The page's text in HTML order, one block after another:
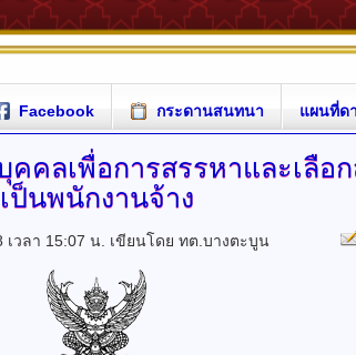
Facebook กระดานสนทนา แผนที่ด
คลเพื่อการสรรหาและเลือ
เป็นพนักงานจ้าง
วลา 15:07 น. เขียนโดย ทต.บางตะบูน